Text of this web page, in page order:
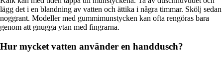
lägg det i en blandning av vatten och ättika i några timmar. Skölj sedan
noggrant. Modeller med gummimunstycken kan ofta rengöras bara
genom att gnugga ytan med fingrarna.
Hur mycket vatten använder en handdusch?